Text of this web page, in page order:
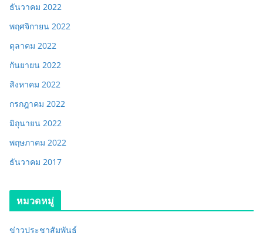
ธันวาคม 2022
พฤศจิกายน 2022
ตุลาคม 2022
กันยายน 2022
สิงหาคม 2022
กรกฎาคม 2022
มิถุนายน 2022
พฤษภาคม 2022
ธันวาคม 2017
หมวดหมู่
ข่าวประชาสัมพันธ์